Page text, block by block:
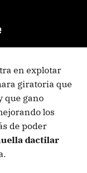
en explotar
giratoria que
que gano
los
de poder
dactilar